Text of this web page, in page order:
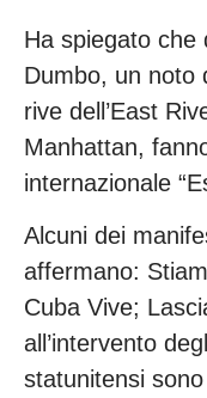
Ha spiegato che
Dumbo, un noto
rive dell’East
Manhattan,
internazionale
Alcuni dei
affermano:
Cuba Vive;
all’intervento
statunitensi